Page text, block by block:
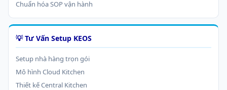
Chuẩn hóa SOP vận hành
💡 Tư Vấn Setup KEOS
Setup nhà hàng trọn gói
Mô hình Cloud Kitchen
Thiết kế Central Kitchen